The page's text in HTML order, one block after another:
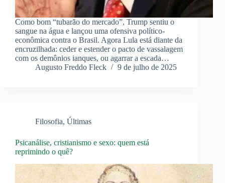
Como bom “tubarão do mercado”, Trump sentiu o
sangue na água e lançou uma ofensiva político-
econômica contra o Brasil. Agora Lula está diante da
encruzilhada: ceder e estender o pacto de vassalagem
com os demônios ianques, ou agarrar a escada…
Augusto Freddo Fleck
9 de julho de 2025
Filosofia, Últimas
Psicanálise, cristianismo e sexo: quem está
reprimindo o quê?